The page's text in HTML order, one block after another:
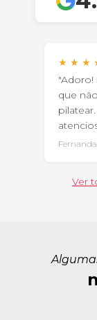
★ ★ ★
"Adoro!
que
Ver